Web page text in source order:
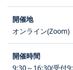
オンライン(Zoom)
9:30～16:30(受付